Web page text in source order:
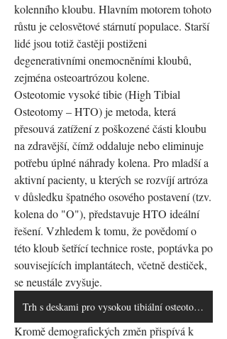
kolenního kloubu. Hlavním motorem tohoto
růstu je celosvětové stárnutí populace. Starší
lidé jsou totiž častěji postiženi
degenerativními onemocněními kloubů,
zejména osteoartrózou kolene.
Osteotomie vysoké tibie (High Tibial
Osteotomy – HTO) je metoda, která
přesouvá zatížení z poškozené části kloubu
na zdravější, čímž oddaluje nebo eliminuje
potřebu úplné náhrady kolena. Pro mladší a
aktivní pacienty, u kterých se rozvíjí artróza
v důsledku špatného osového postavení (tzv.
kolena do "O"), představuje HTO ideální
řešení. Vzhledem k tomu, že povědomí o
této kloub šetřící technice roste, poptávka po
souvisejících implantátech, včetně destiček,
se neustále zvyšuje.
Trh s deskami pro vysokou tibiální osteotomii
Kromě demografických změn přispívá k